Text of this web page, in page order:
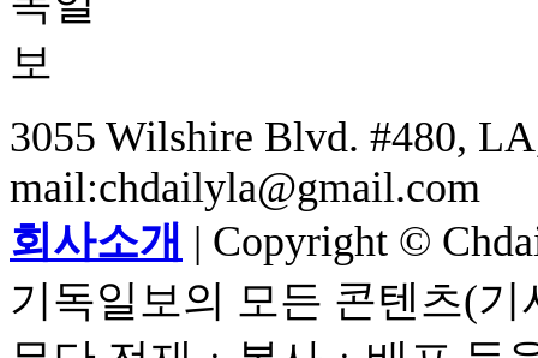
3055 Wilshire Blvd. #480,
mail:chdailyla@gmail.com
회사소개 | Copyright ©
기독일보의 모든 콘텐츠(